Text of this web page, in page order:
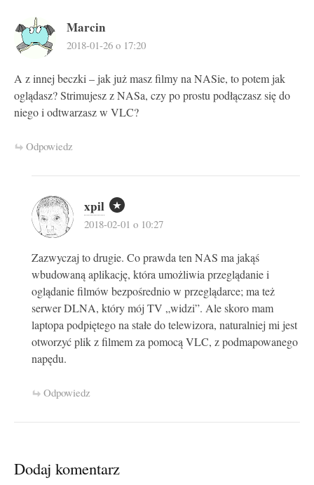
Marcin
2018-01-26 o 17:20
A z innej beczki – jak już masz filmy na NASie, to potem jak
oglądasz? Strimujesz z NASa, czy po prostu podłączasz się do
niego i odtwarzasz w VLC?
Odpowiedz
xpil
2018-02-01 o 10:27
Zazwyczaj to drugie. Co prawda ten NAS ma jakąś
wbudowaną aplikację, która umożliwia przeglądanie i
oglądanie filmów bezpośrednio w przeglądarce; ma też
serwer DLNA, który mój TV „widzi”. Ale skoro mam
laptopa podpiętego na stałe do telewizora, naturalniej mi jest
otworzyć plik z filmem za pomocą VLC, z podmapowanego
napędu.
Odpowiedz
Dodaj komentarz